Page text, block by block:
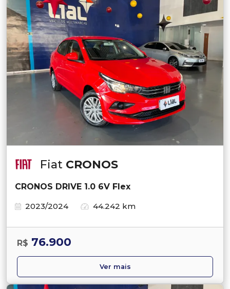
Fiat CRONOS
CRONOS DRIVE 1.0 6V Flex
2023/2024
44.242 km
R$ 76.900
Ver mais